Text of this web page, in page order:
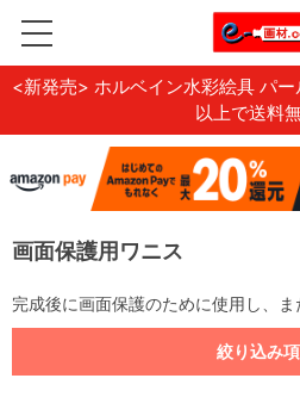
<新発売> ホルベイン水彩絵具 パ
以上で送料無
画面保護用ワニス
完成後に画面保護のために使用し、ま
絞り込み